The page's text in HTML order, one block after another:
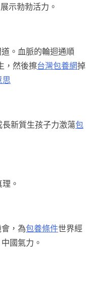
示勃勃活力。
。血脈的輪迴通順
，然後擦台灣包養網掉
思
長新質生孩子力激蕩包
。
，為包養條件世界經
國氣力。